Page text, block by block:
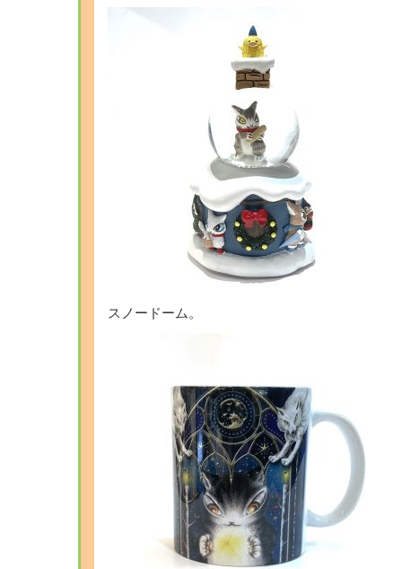
スノードーム。